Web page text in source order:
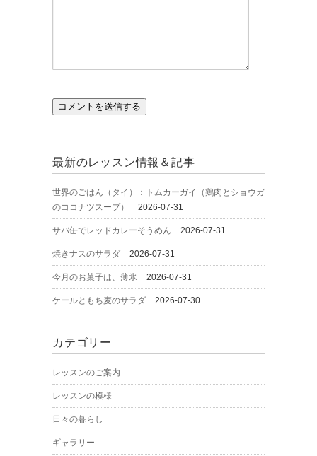
最新のレッスン情報＆記事
世界のごはん（タイ）：トムカーガイ（鶏肉とショウガ
のココナツスープ）
2026-07-31
サバ缶でレッドカレーそうめん 2026-07-31
焼きナスのサラダ 2026-07-31
今月のお菓子は、薄氷 2026-07-31
ケールともち麦のサラダ 2026-07-30
カテゴリー
レッスンのご案内
レッスンの模様
日々の暮らし
ギャラリー